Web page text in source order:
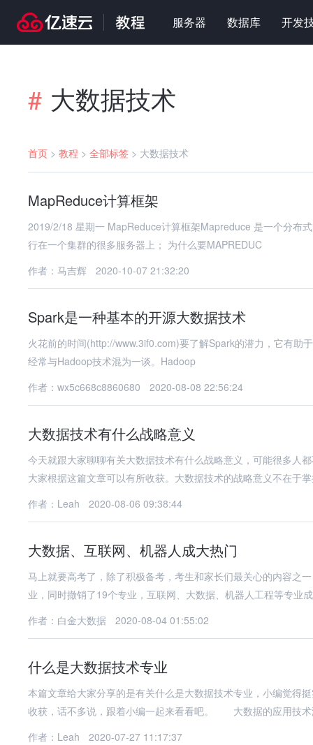
服务器 数据库 开发
# 大数据技术
首页 > 教程 > 全部标签 > 大数据技术
MapReduce计算框架
2019/2/18 星期一 MapReduce计算框架Mapreduce 是一个分布
行在一个集群的很多服务器上； 为什么要MAPREDUC
作者：马吉辉
2020-10-07 21:32:20
Spark是一种基本的开源大数据技术
火花前的时间(http://www.3if0.com)要了解Spark的潜力，它有助
经常与Hadoop技术混为一谈。Hadoop
作者：wx5c668c8860680
2020-08-08 22:56:24
大数据技术有什么战略意义
今天就跟大家聊聊有关大数据技术有什么战略意义，可能很多人
大家根据这篇文章可以有所收获。大数据技术的战略意义不在于
作者：Leah
2020-08-06 09:38:44
大数据、互联网、机器人成大热门
马上就要高考了，除了积极备考，考生和家长们最关心的内容之
业，同时撤销了19个专业，互联网、大数据、机器人工程等专业
作者：白金大数据
2020-08-04 01:55:02
什么是大数据技术专业
本篇文章给大家分享的是有关什么是大数据技术专业，小编觉得
收获，话不多说，跟着小编一起来看看吧。 大数据的应用技术
作者：Leah
2020-07-27 11:17:37